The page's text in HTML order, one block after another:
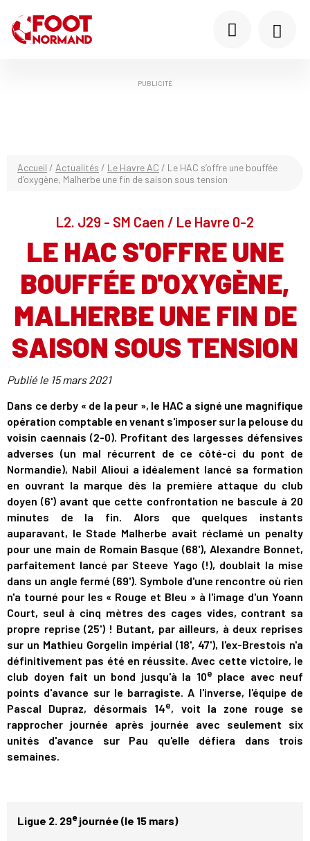
PUBLICITÉ
Accueil / Actualités / Le Havre AC / Le HAC s’offre une bouffée
d’oxygène, Malherbe une fin de saison sous tension
L2. J29 - SM Caen / Le Havre 0-2
LE HAC S'OFFRE UNE
BOUFFÉE D'OXYGÈNE,
MALHERBE UNE FIN DE
SAISON SOUS TENSION
Publié le 15 mars 2021
Dans ce derby « de la peur », le HAC a signé une magnifique
opération comptable en venant s'imposer sur la pelouse du
voisin caennais (2-0). Profitant des largesses défensives
adverses (un mal récurrent de ce côté-ci du pont de
Normandie), Nabil Alioui a idéalement lancé sa formation
en ouvrant la marque dès la première attaque du club
doyen (6') avant que cette confrontation ne bascule à 20
minutes de la fin. Alors que quelques instants
auparavant, le Stade Malherbe avait réclamé un penalty
pour une main de Romain Basque (68'), Alexandre Bonnet,
parfaitement lancé par Steeve Yago (!), doublait la mise
dans un angle fermé (69'). Symbole d'une rencontre où rien
n'a tourné pour les « Rouge et Bleu » à l'image d'un Yoann
Court, seul à cinq mètres des cages vides, contrant sa
propre reprise (25') ! Butant, par ailleurs, à deux reprises
sur un Mathieu Gorgelin impérial (18', 47'), l'ex-Brestois n'a
définitivement pas été en réussite. Avec cette victoire, le
club doyen fait un bond jusqu'à la 10e place avec neuf
points d'avance sur le barragiste. A l'inverse, l'équipe de
Pascal Dupraz, désormais 14e, voit la zone rouge se
rapprocher journée après journée avec seulement six
unités d'avance sur Pau qu'elle défiera dans trois
semaines.
Ligue 2. 29ejournée (le 15 mars)